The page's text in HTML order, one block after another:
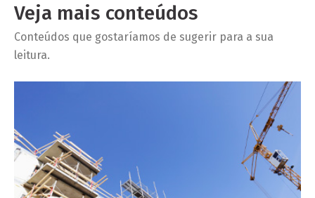
Veja mais conteúdos
Conteúdos que gostaríamos de sugerir para a sua
leitura.